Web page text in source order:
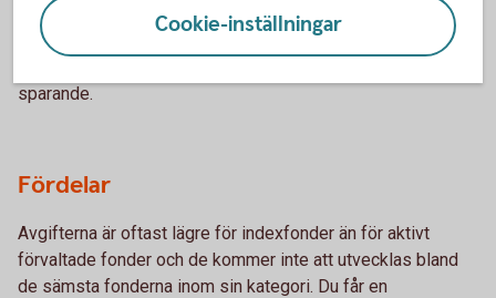
erfarna investerare som vill ha ett enkelt, långsiktigt och
kostnadseffektivt sparande. De är idealiska för dig som
sparande.
Fördelar
Avgifterna är oftast lägre för indexfonder än för aktivt
förvaltade fonder och de kommer inte att utvecklas bland
de sämsta fonderna inom sin kategori. Du får en
Cookie-inställningar